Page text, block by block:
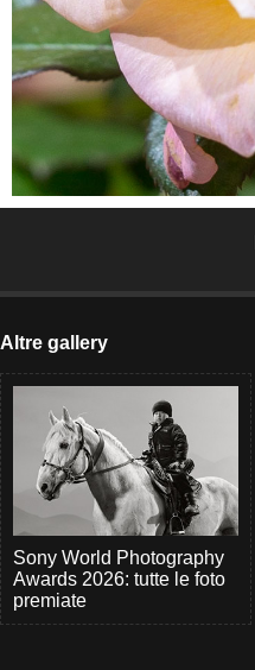
Altre gallery
Sony World Photography
Awards 2026: tutte le foto
premiate